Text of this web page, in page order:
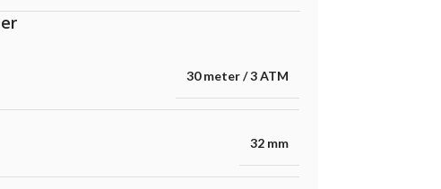
30 meter / 3 ATM
32 mm